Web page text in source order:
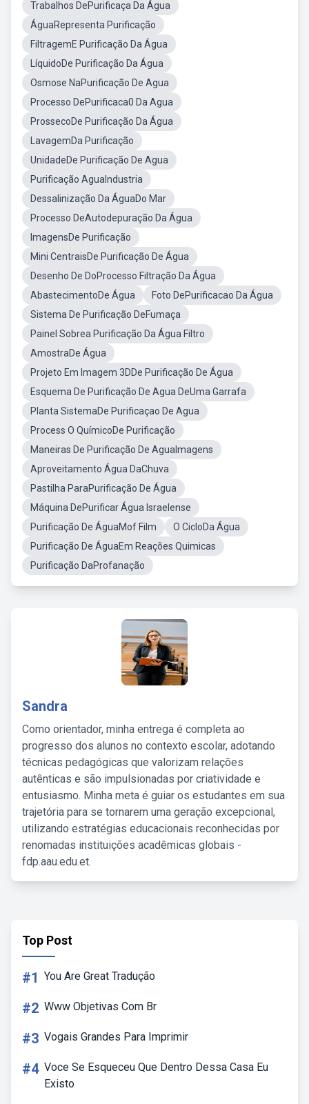
Trabalhos DePurificaça Da Água
ÁguaRepresenta Purificação
FiltragemE Purificação Da Água
LíquidoDe Purificação Da Água
Osmose NaPurificação De Agua
Processo DePurificaca0 Da Agua
ProssecoDe Purificação Da Água
LavagemDa Purificação
UnidadeDe Purificação De Agua
Purificação AguaIndustria
Dessalinização Da ÁguaDo Mar
Processo DeAutodepuração Da Água
ImagensDe Purificação
Mini CentraisDe Purificação De Água
Desenho De DoProcesso Filtração Da Água
AbastecimentoDe Água
Foto DePurificacao Da Água
Sistema De Purificação DeFumaça
Painel Sobrea Purificação Da Água Filtro
AmostraDe Água
Projeto Em Imagem 3DDe Purificação De Água
Esquema De Purificação De Agua DeUma Garrafa
Planta SistemaDe Purificaçao De Agua
Process O QuímicoDe Purificação
Maneiras De Purificação De AguaImagens
Aproveitamento Água DaChuva
Pastilha ParaPurificação De Água
Máquina DePurificar Água Israelense
Purificação De ÁguaMof Film
O CicloDa Água
Purificação De ÁguaEm Reações Quimicas
Purificação DaProfanação
Sandra
Como orientador, minha entrega é completa ao
progresso dos alunos no contexto escolar, adotando
técnicas pedagógicas que valorizam relações
autênticas e são impulsionadas por criatividade e
entusiasmo. Minha meta é guiar os estudantes em sua
trajetória para se tornarem uma geração excepcional,
utilizando estratégias educacionais reconhecidas por
renomadas instituições acadêmicas globais -
fdp.aau.edu.et.
Top Post
#1 You Are Great Tradução
#2 Www Objetivas Com Br
#3 Vogais Grandes Para Imprimir
#4 Voce Se Esqueceu Que Dentro Dessa Casa Eu
Existo